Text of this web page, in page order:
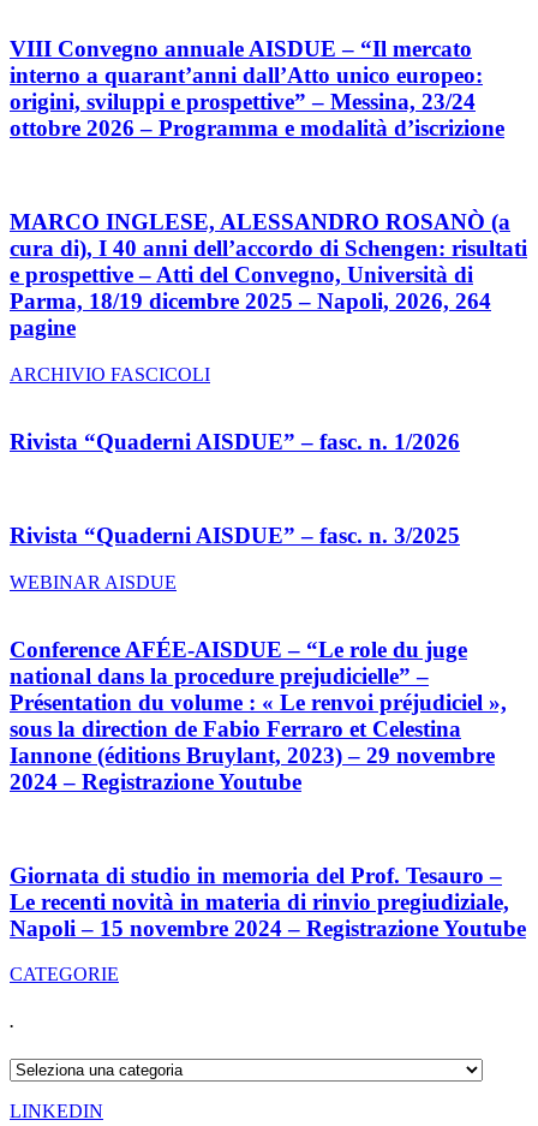
VIII Convegno annuale AISDUE – “Il mercato
interno a quarant’anni dall’Atto unico europeo:
origini, sviluppi e prospettive” – Messina, 23/24
ottobre 2026 – Programma e modalità d’iscrizione
MARCO INGLESE, ALESSANDRO ROSANÒ (a
cura di), I 40 anni dell’accordo di Schengen: risultati
e prospettive – Atti del Convegno, Università di
Parma, 18/19 dicembre 2025 – Napoli, 2026, 264
pagine
ARCHIVIO FASCICOLI
Rivista “Quaderni AISDUE” – fasc. n. 1/2026
Rivista “Quaderni AISDUE” – fasc. n. 3/2025
WEBINAR AISDUE
Conference AFÉE-AISDUE – “Le role du juge
national dans la procedure prejudicielle” –
Présentation du volume : « Le renvoi préjudiciel »,
sous la direction de Fabio Ferraro et Celestina
Iannone (éditions Bruylant, 2023) – 29 novembre
2024 – Registrazione Youtube
Giornata di studio in memoria del Prof. Tesauro –
Le recenti novità in materia di rinvio pregiudiziale,
Napoli – 15 novembre 2024 – Registrazione Youtube
CATEGORIE
.
LINKEDIN